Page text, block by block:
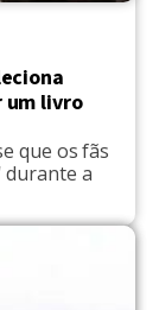
um livro
que os fãs
durante a